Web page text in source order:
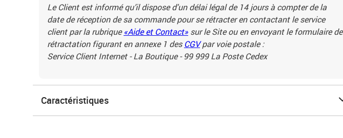
Le Client est informé qu’il dispose d'un délai légal de 14 jours à compter de la
date de réception de sa commande pour se rétracter en contactant le service
client par la rubrique«Aide et Contact» sur le Site ou en envoyant le formulaire de
rétractation figurant en annexe 1 des CGVpar voie postale :
Service Client Internet - La Boutique - 99 999 La Poste Cedex
Caractéristiques